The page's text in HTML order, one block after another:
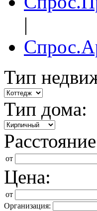
|
Тип
Тип дома:
от
Цена:
от
Организация: